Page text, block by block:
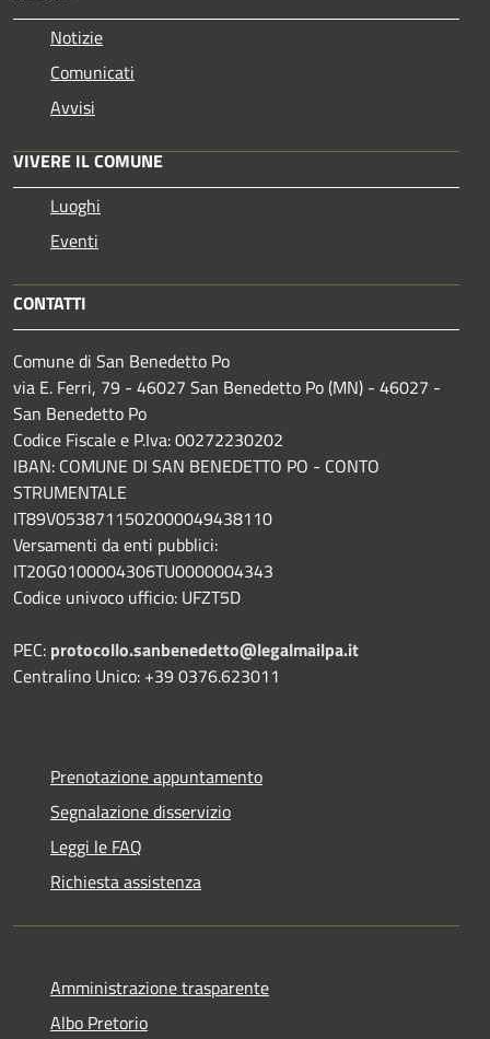
Notizie
Comunicati
Avvisi
VIVERE IL COMUNE
Luoghi
Eventi
CONTATTI
Comune di San Benedetto Po
via E. Ferri, 79 - 46027 San Benedetto Po (MN) - 46027 -
San Benedetto Po
Codice Fiscale e P.Iva: 00272230202
IBAN: COMUNE DI SAN BENEDETTO PO - CONTO
STRUMENTALE
IT89V0538711502000049438110
Versamenti da enti pubblici:
IT20G0100004306TU0000004343
Codice univoco ufficio: UFZT5D
PEC: protocollo.sanbenedetto@legalmailpa.it
Centralino Unico: +39 0376.623011
Prenotazione appuntamento
Segnalazione disservizio
Leggi le FAQ
Richiesta assistenza
Amministrazione trasparente
Albo Pretorio